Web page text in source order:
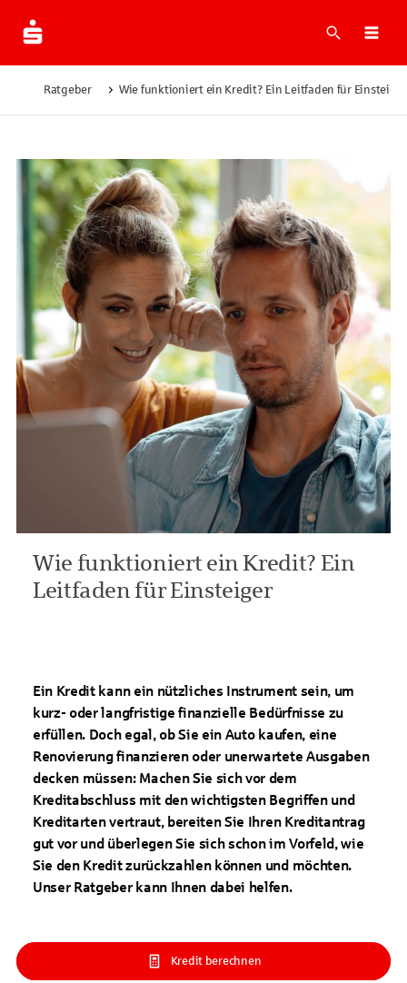
Suche
Ratgeber Wie funktioniert ein Kredit? Ein Leitfaden für Einsteiger
Wie funktioniert ein Kredit? Ein
Leitfaden für Einsteiger
Ein Kredit kann ein nützliches Instrument sein, um
kurz- oder langfristige finanzielle Bedürfnisse zu
erfüllen. Doch egal, ob Sie ein Auto kaufen, eine
Renovierung finanzieren oder unerwartete Ausgaben
decken müssen: Machen Sie sich vor dem
Kreditabschluss mit den wichtigsten Begriffen und
Kreditarten vertraut, bereiten Sie Ihren Kreditantrag
gut vor und überlegen Sie sich schon im Vorfeld, wie
Sie den Kredit zurückzahlen können und möchten.
Unser Ratgeber kann Ihnen dabei helfen.
Kredit berechnen